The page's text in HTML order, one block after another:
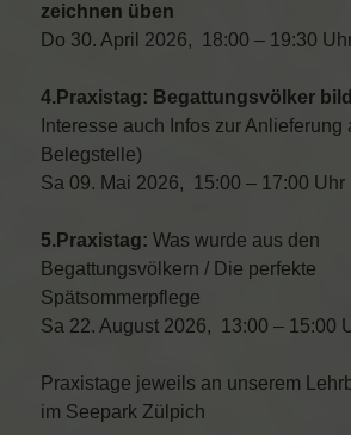
zeichnen üben
Do 30. April 2026, 18:00 – 19:30
4.Praxistag: Begattungsvölker
Interesse auch Infos zur Anlieferung
Belegstelle)
Sa 09. Mai 2026, 15:00 – 17:00 Uhr
5.Praxistag: Was wurde aus den
Begattungsvölkern / Die perfekte
Spätsommerpflege
Sa 22. August 2026, 13:00 – 15:00
Praxistage jeweils an unserem
im Seepark Zülpich